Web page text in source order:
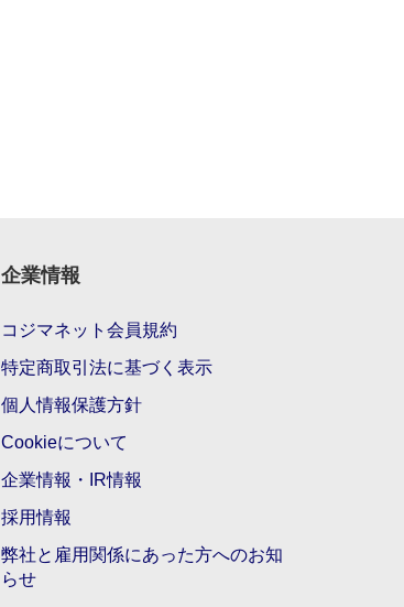
企業情報
コジマネット会員規約
特定商取引法に基づく表示
個人情報保護方針
Cookieについて
企業情報・IR情報
採用情報
弊社と雇用関係にあった方へのお知
らせ